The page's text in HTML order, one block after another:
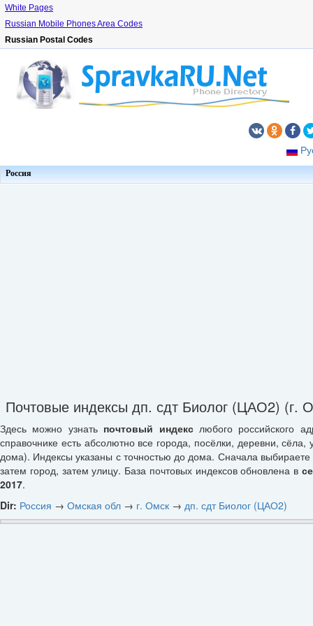
White Pages
Russian Mobile Phones Area Codes
Russian Postal Codes
Россия
Почтовые индексы дп. сдт Биолог (ЦАО2) (г.
Здесь можно узнать почтовый индекслюбого российского
справочнике есть абсолютно все города, посёлки, деревни, сёла,
дома). Индексы указаны с точностью до дома. Сначала выбираете
затем город, затем улицу. База почтовых индексов обновлена в
2017.
Dir: Россия → Омская обл → г. Омск → дп. сдт Биолог (ЦАО2)